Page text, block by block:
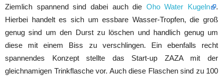
Ziemlich spannend sind dabei auch die Oho Water Kugeln
.
Hierbei handelt es sich um essbare Wasser-Tropfen, die groß
genug sind um den Durst zu löschen und handlich genug um
diese mit einem Biss zu verschlingen. Ein ebenfalls recht
spannendes Konzept stellte das Start-up ZAZA mit der
gleichnamigen Trinkflasche vor. Auch diese Flaschen sind zu 100